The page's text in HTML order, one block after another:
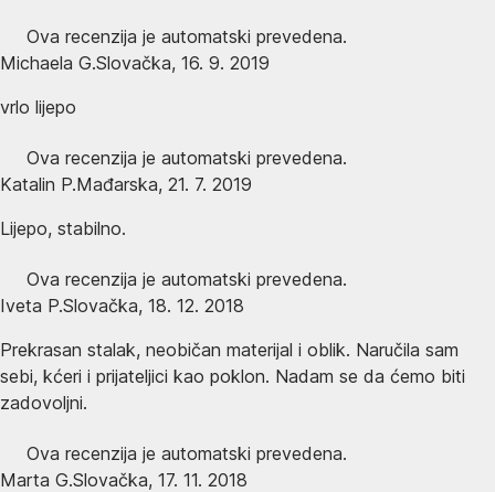
Ova recenzija je automatski prevedena.
Michaela G.Slovačka, 16. 9. 2019
vrlo lijepo
Ova recenzija je automatski prevedena.
Katalin P.Mađarska, 21. 7. 2019
Lijepo, stabilno.
Ova recenzija je automatski prevedena.
Iveta P.Slovačka, 18. 12. 2018
Prekrasan stalak, neobičan materijal i oblik. Naručila sam
sebi, kćeri i prijateljici kao poklon. Nadam se da ćemo biti
zadovoljni.
Ova recenzija je automatski prevedena.
Marta G.Slovačka, 17. 11. 2018